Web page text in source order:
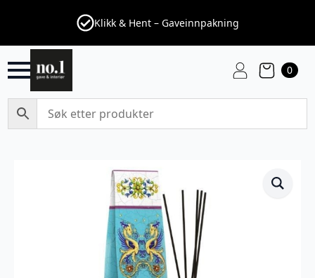
Klikk & Hent – Gaveinnpakning
0